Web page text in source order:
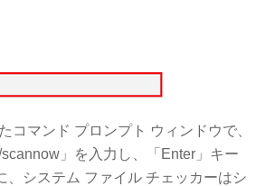
コマンド プロンプト ウィンドウで、
」を入力し、「Enter」キー
、システム ファイル チェッカーはシ